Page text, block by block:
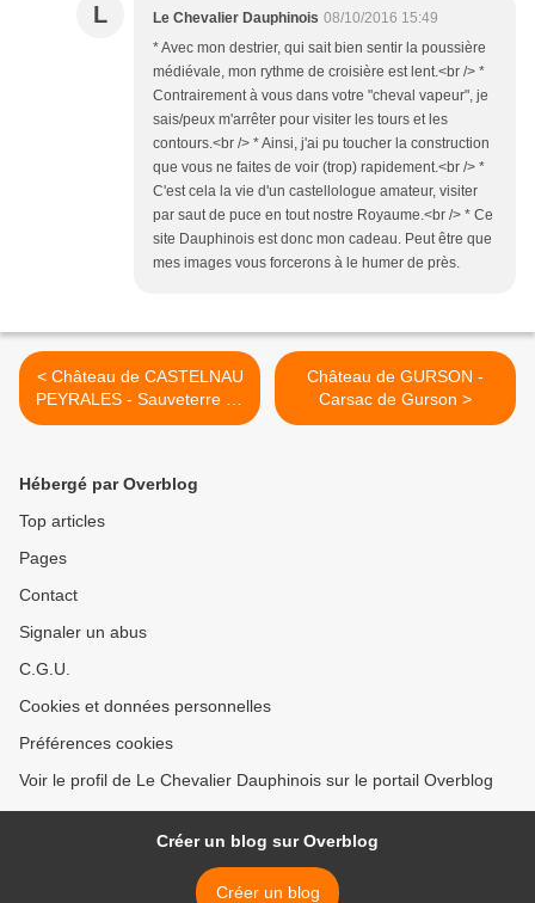
L Le Chevalier Dauphinois 08/10/2016 15:49
* Avec mon destrier, qui sait bien sentir la poussière
médiévale, mon rythme de croisière est lent.<br /> *
Contrairement à vous dans votre "cheval vapeur", je
sais/peux m'arrêter pour visiter les tours et les
contours.<br /> * Ainsi, j'ai pu toucher la construction
que vous ne faites de voir (trop) rapidement.<br /> *
C'est cela la vie d'un castellologue amateur, visiter
par saut de puce en tout nostre Royaume.<br /> * Ce
site Dauphinois est donc mon cadeau. Peut être que
mes images vous forcerons à le humer de près.
< Château de CASTELNAU
PEYRALES - Sauveterre de
Rouergue
Château de GURSON -
Carsac de Gurson >
Hébergé par Overblog
Top articles
Pages
Contact
Signaler un abus
C.G.U.
Cookies et données personnelles
Préférences cookies
Voir le profil de Le Chevalier Dauphinois sur le portail Overblog
Créer un blog sur Overblog
Créer un blog